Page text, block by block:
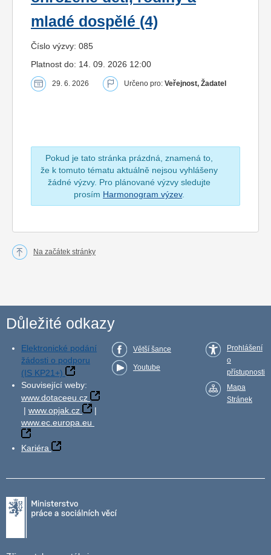
mladé dospělé (4)
Číslo výzvy: 085
Platnost do: 14. 09. 2026 12:00
29. 6. 2026 Určeno pro: Veřejnost, Žadatel
Pokud je tato stránka prázdná, znamená to,
že k tomuto tématu aktuálně nejsou vyhlášeny
žádné výzvy. Pro plánované výzvy sledujte
prosím Harmonogram výzev.
Na začátek stránky
Důležité odkazy
Elektronické podání
žádosti o podporu
(IS KP21+)
Související weby:
www.dotaceeu.cz
| www.opjak.cz
|
www.ec.europa.eu
Kariéra
Větší šance
Youtube
Prohlášení
o
přístupnosti
Mapa
Stránek